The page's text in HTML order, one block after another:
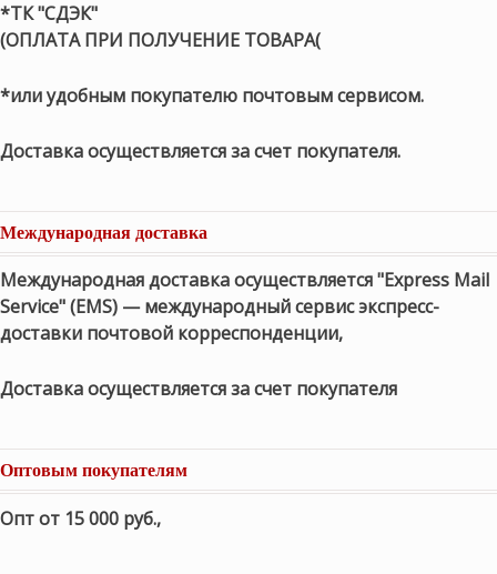
*ТК "СДЭК"
(ОПЛАТА ПРИ ПОЛУЧЕНИЕ ТОВАРА(
*или удобным покупателю почтовым сервисом.
Доставка осуществляется за счет покупателя.
Международная доставка
Международная доставка осуществляется "Express Mail
Service" (EMS) — международный сервис экспресс-
доставки почтовой корреспонденции,
Доставка осуществляется за счет покупателя
Оптовым покупателям
Опт от 15 000 руб.,